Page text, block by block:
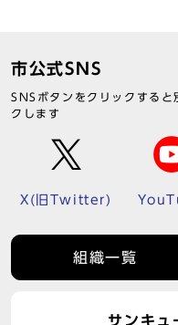
市公式SNS
SNSボタンをクリックすると
クします
X(旧Twitter)
組織一覧
サンキュ